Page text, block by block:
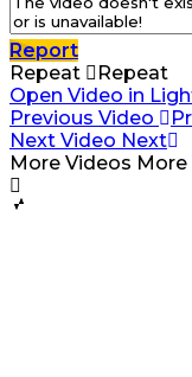
Report
Repeat
Repeat
Open Video in
Previous Video
Next Video Next
More Videos More